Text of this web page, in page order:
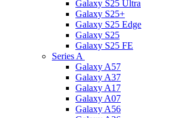
Galaxy S25 Ultra
Galaxy S25+
Galaxy S25 Edge
Galaxy S25
Galaxy S25 FE
Series A
Galaxy A57
Galaxy A37
Galaxy A17
Galaxy A07
Galaxy A56